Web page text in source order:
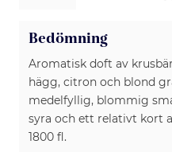
Bedömning
Aromatisk doft av
hägg, citron och blond
medelfyllig, blommig
syra och ett relativt kort
1800 fl.